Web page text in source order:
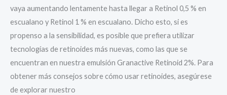
vaya aumentando lentamente hasta llegar a Retinol 0,5 % en
escualano y Retinol 1 % en escualano. Dicho esto, si es
propenso a la sensibilidad, es posible que prefiera utilizar
tecnologías de retinoides más nuevas, como las que se
encuentran en nuestra emulsión Granactive Retinoid 2%. Para
obtener más consejos sobre cómo usar retinoides, asegúrese
de explorar nuestro